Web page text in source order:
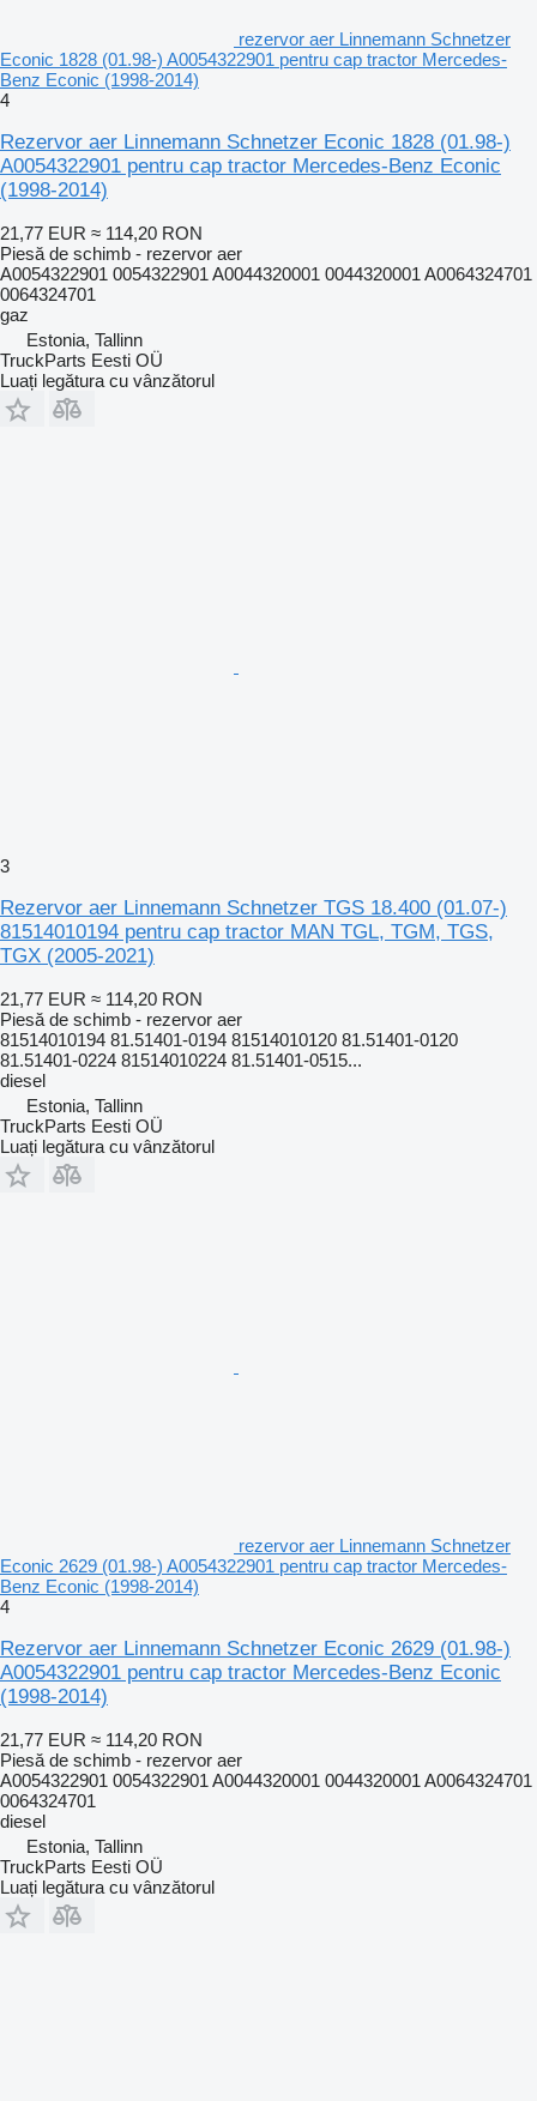
rezervor aer Linnemann Schnetzer
Econic 1828 (01.98-) A0054322901 pentru cap tractor Mercedes-
Benz Econic (1998-2014)
4
Rezervor aer Linnemann Schnetzer Econic 1828 (01.98-)
A0054322901 pentru cap tractor Mercedes-Benz Econic
(1998-2014)
21,77 EUR ≈ 114,20 RON
Piesă de schimb - rezervor aer
A0054322901 0054322901 A0044320001 0044320001 A0064324701
0064324701
gaz
Estonia, Tallinn
TruckParts Eesti OÜ
Luați legătura cu vânzătorul
3
Rezervor aer Linnemann Schnetzer TGS 18.400 (01.07-)
81514010194 pentru cap tractor MAN TGL, TGM, TGS,
TGX (2005-2021)
21,77 EUR ≈ 114,20 RON
Piesă de schimb - rezervor aer
81514010194 81.51401-0194 81514010120 81.51401-0120
81.51401-0224 81514010224 81.51401-0515...
diesel
Estonia, Tallinn
TruckParts Eesti OÜ
Luați legătura cu vânzătorul
rezervor aer Linnemann Schnetzer
Econic 2629 (01.98-) A0054322901 pentru cap tractor Mercedes-
Benz Econic (1998-2014)
4
Rezervor aer Linnemann Schnetzer Econic 2629 (01.98-)
A0054322901 pentru cap tractor Mercedes-Benz Econic
(1998-2014)
21,77 EUR ≈ 114,20 RON
Piesă de schimb - rezervor aer
A0054322901 0054322901 A0044320001 0044320001 A0064324701
0064324701
diesel
Estonia, Tallinn
TruckParts Eesti OÜ
Luați legătura cu vânzătorul